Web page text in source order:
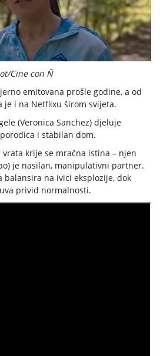
Cine con Ñ
emitovana prošle godine, a od
je i na Netflixu širom svijeta.
(Veronica Sanchez) djeluje
i stabilan dom.
krije se mračna istina – njen
je nasilan, manipulativni partner.
balansira na ivici eksplozije, dok
privid normalnosti.